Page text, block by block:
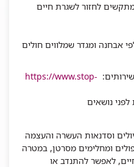
לחזור לשגרת חיים
אבחנה ומגדר שמלווים חולים
https://www.stop-
נושאים
וסדנאות העשרה והעצמה
18-30 שסיימו טיפולים ומחלימים מסרטן, במטרה
לאפשר להתנדב או